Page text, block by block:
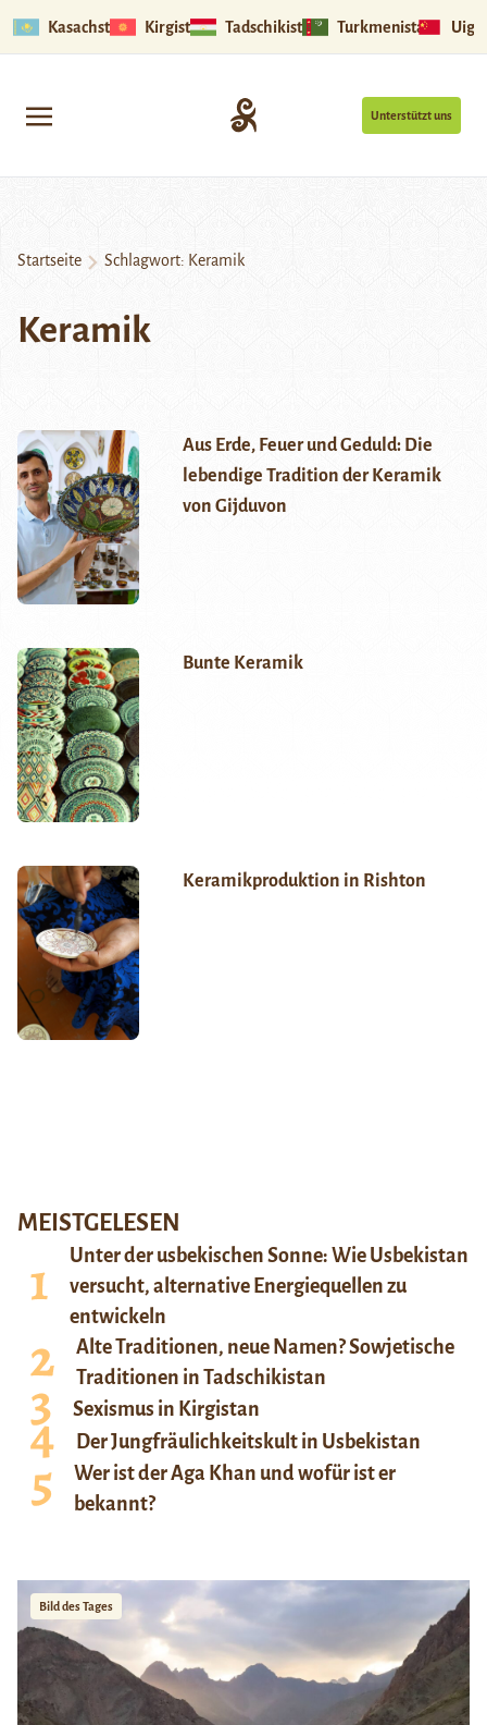
Kasachstan Kirgistan Tadschikistan Turkmenistan
Unterstützt uns
Startseite Schlagwort: Keramik
Keramik
Aus Erde, Feuer und Geduld: Die
lebendige Tradition der Keramik
von Gijduvon
Bunte Keramik
Keramikproduktion in Rishton
MEISTGELESEN
Unter der usbekischen Sonne: Wie Usbekistan
versucht, alternative Energiequellen zu
entwickeln
Alte Traditionen, neue Namen? Sowjetische
Traditionen in Tadschikistan
Sexismus in Kirgistan
Der Jungfräulichkeitskult in Usbekistan
Wer ist der Aga Khan und wofür ist er
bekannt?
Bild des Tages